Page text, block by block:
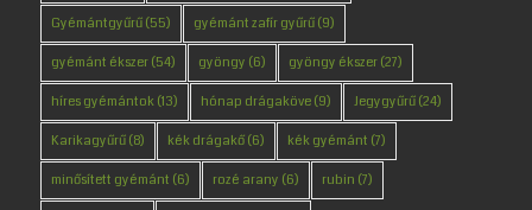
Gyémántgyűrű(55) gyémánt zafír gyűrű(9)
gyémánt ékszer(54) gyöngy (6) gyöngy ékszer(27)
híres gyémántok(13) hónap drágaköve(9) Jegygyűrű(24)
Karikagyűrű(8) kék drágakő(6) kék gyémánt (7)
minősített gyémánt (6) rozé arany (6) rubin (7)